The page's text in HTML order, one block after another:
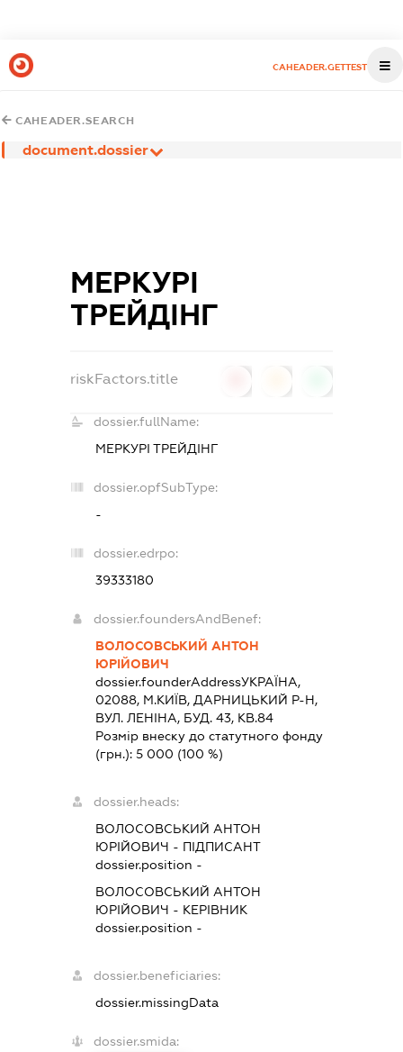
CAHEADER.GETTEST
CAHEADER.SEARCH
document.dossier
МЕРКУРІ
ТРЕЙДІНГ
riskFactors.title
dossier.fullName:
МЕРКУРІ ТРЕЙДІНГ
dossier.opfSubType:
-
dossier.edrpo:
39333180
dossier.foundersAndBenef:
ВОЛОСОВСЬКИЙ АНТОН
ЮРІЙОВИЧ
dossier.founderAddressУКРАЇНА,
02088, М.КИЇВ, ДАРНИЦЬКИЙ Р-Н,
ВУЛ. ЛЕНІНА, БУД. 43, КВ.84
Розмір внеску до статутного фонду
(грн.):5 000 (100 %)
dossier.heads:
ВОЛОСОВСЬКИЙ АНТОН
ЮРІЙОВИЧ - ПІДПИСАНТ
dossier.position -
ВОЛОСОВСЬКИЙ АНТОН
ЮРІЙОВИЧ - КЕРІВНИК
dossier.position -
dossier.beneficiaries:
dossier.missingData
dossier.smida: